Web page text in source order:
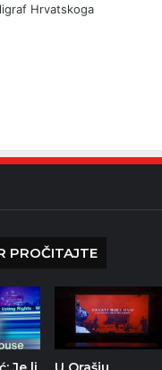
Hrvatskoga
PROČITAJTE